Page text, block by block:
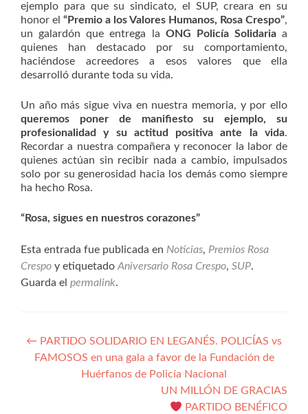
ejemplo para que su sindicato, el SUP, creara en su
honor el “Premio a los Valores Humanos, Rosa Crespo”,
un galardón que entrega la ONG Policía Solidariaa
quienes han destacado por su comportamiento,
haciéndose acreedores a esos valores que ella
desarrolló durante toda su vida.
Un año más sigue viva en nuestra memoria, y por ello
queremos poner de manifiesto su ejemplo, su
profesionalidad y su actitud positiva ante la vida.
Recordar a nuestra compañera y reconocer la labor de
quienes actúan sin recibir nada a cambio, impulsados
solo por su generosidad hacia los demás como siempre
ha hecho Rosa.
“Rosa, sigues en nuestros corazones”
Esta entrada fue publicada en Noticias, Premios Rosa
Crespo y etiquetado Aniversario Rosa Crespo, SUP.
Guarda el permalink.
Navegación
de
← PARTIDO SOLIDARIO EN LEGANÉS. POLICÍAS vs
FAMOSOS en una gala a favor de la Fundación de
Huérfanos de Policía Nacional
UN MILLÓN DE GRACIAS
PARTIDO BENÉFICO